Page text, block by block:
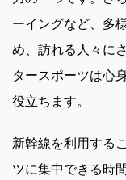
ーイングなど、多
め、訪れる人々に
タースポーツは心
役立ちます。
新幹線を利用する
ツに集中できる時